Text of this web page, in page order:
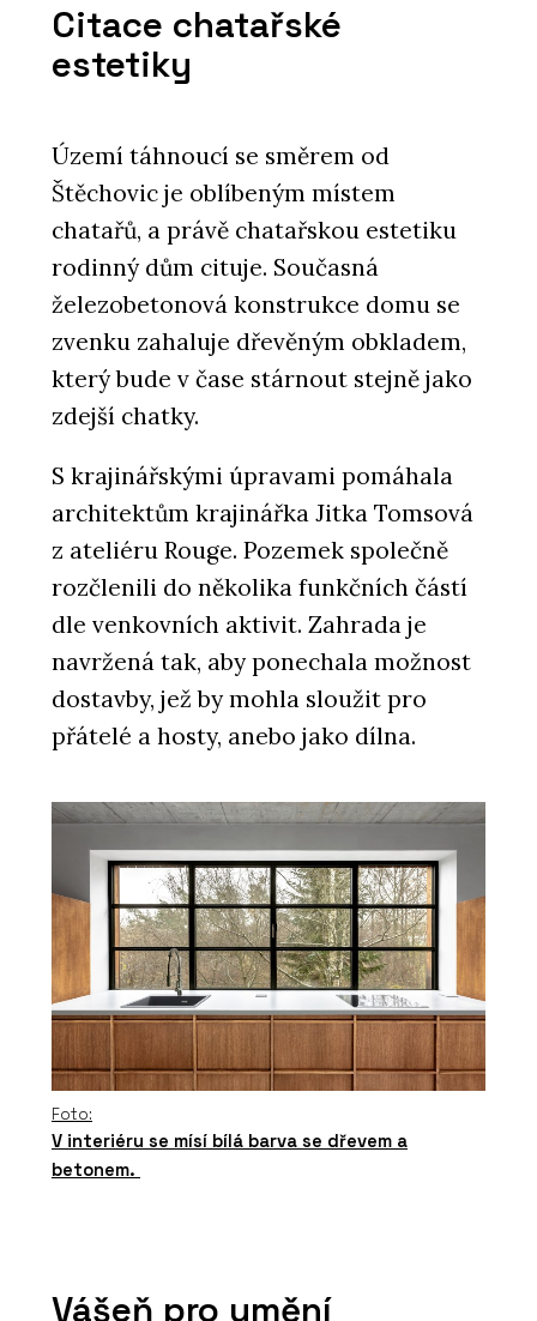
Citace chatařské
estetiky
Území táhnoucí se směrem od
Štěchovic je oblíbeným místem
chatařů, a právě chatařskou estetiku
rodinný dům cituje. Současná
železobetonová konstrukce domu se
zvenku zahaluje dřevěným obkladem,
který bude v čase stárnout stejně jako
zdejší chatky.
S krajinářskými úpravami pomáhala
architektům krajinářka Jitka Tomsová
z ateliéru Rouge. Pozemek společně
rozčlenili do několika funkčních částí
dle venkovních aktivit. Zahrada je
navržená tak, aby ponechala možnost
dostavby, jež by mohla sloužit pro
přátelé a hosty, anebo jako dílna.
Foto:
V interiéru se mísí bílá barva se dřevem a
betonem.
Vášeň pro umění